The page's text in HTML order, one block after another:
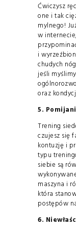
Ćwiczysz
one i tak
mylnego!
w
i
chudych
jeśli
oraz
5.
Trening
czujesz się
kontuzję i
typu
siebie są
maszyna i
która
postępów
6.